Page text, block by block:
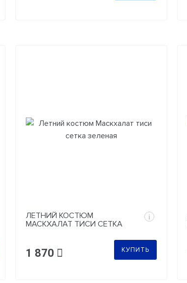
ЛЕТНИЙ КОСТЮМ
МАСКХАЛАТ ТИСИ СЕТКА
i
1 870 КУПИТЬ